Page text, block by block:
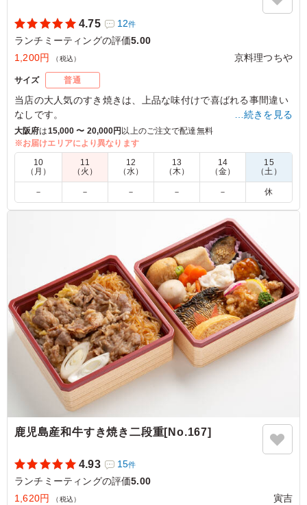
4.75 12件
ランチミーティングの評価5.00
1,200円
（税込） 京料理つちや
サイズ 普通
当店の大人気のすき焼きは、上品な味付けで喜ばれる事間違い
なしです。
メイン料理以外にもつちやこだわりの副菜がしっかりと楽しめ
る幕の内仕立てとなっています。
5.0
お肉も柔らかく甘すぎたり濃すぎたりで喉が渇くすき焼き
弁当ではなかったのが感激です。 たまに、高級焼き肉店
やデパ地下の高いすき焼き弁当を買うと味が濃く脂身が際
立ってる時があるのですが、こちらのは満足できました。
ご利用シーン：会議・セミナー›ランチミーティング
京都府長岡京市今里2025/11/03
…続きを見る
大阪府は15,000 〜 20,000円 以上のご注文で配達無料
※お届けエリアにより異なります
10
（月）
11
（火）
12
（水）
13
（木）
14
（金）
15
（土）
－ － － － － 休
鹿児島産和牛すき焼き二段重[No.167]
4.93 15件
ランチミーティングの評価5.00
1,620円
（税込） 寅吉